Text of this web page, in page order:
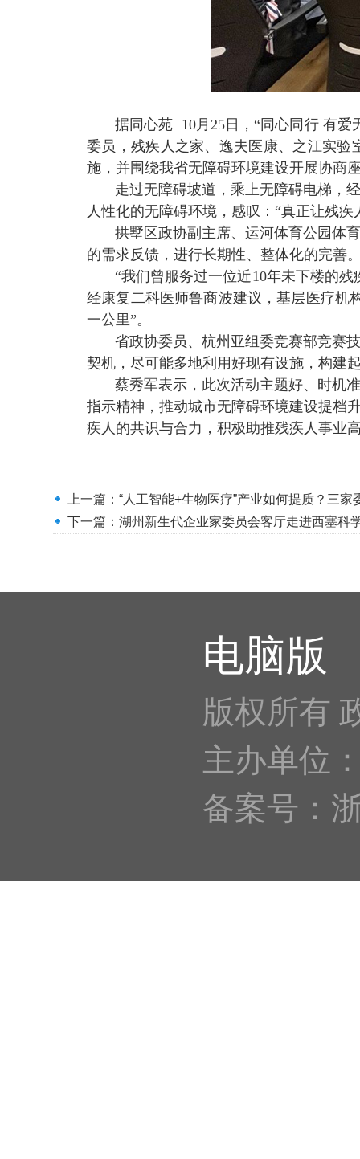
据同心苑 10月 25日，“同心同行 有爱
委员，残疾人之家、逸夫医康、之江实
施，并围绕我省无障碍环境建设开展协商
走过无障碍坡道，乘上无障碍电梯，
人性化的无障碍环境，感叹：“真正让残疾
拱墅区政协副主席、运河体育公园体
的需求反馈，进行长期性、整体化的完善
“我们曾服务过一位近10年未下楼的残
经康复二科医师鲁商波建议，基层医疗机
一公里”。
省政协委员、杭州亚组委竞赛部竞赛
契机，尽可能多地利用好现有设施，构建
蔡秀军表示，此次活动主题好、时机
指示精神，推动城市无障碍环境建设提档
疾人的共识与合力，积极助推残疾人事业
上一篇： “人工智能+生物医疗”产业如何提质？三
下一篇： 湖州新生代企业家委员会客厅走进西塞科
电脑版
版权所有
主办单位
备案号：